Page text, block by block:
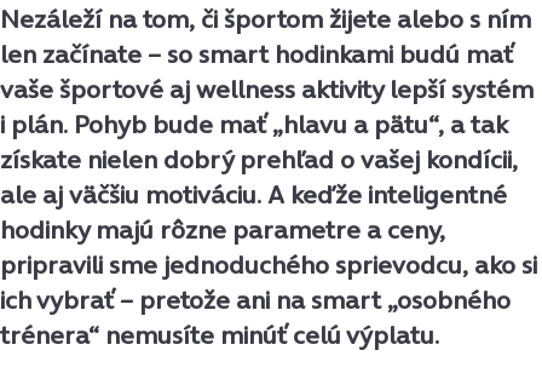
Nezáleží na tom, či športom žijete alebo s ním
len začínate – so smart hodinkami budú mať
vaše športové aj wellness aktivity lepší systém
i plán. Pohyb bude mať „hlavu a pätu“, a tak
získate nielen dobrý prehľad o vašej kondícii,
ale aj väčšiu motiváciu. A keďže inteligentné
hodinky majú rôzne parametre a ceny,
pripravili sme jednoduchého sprievodcu, ako si
ich vybrať – pretože ani na smart „osobného
trénera“ nemusíte minúť celú výplatu.